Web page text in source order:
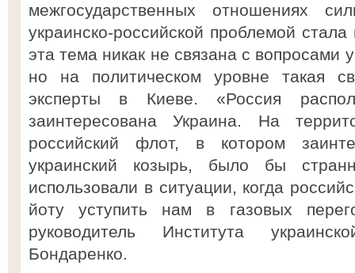
межгосударственных отношениях
украинско-российской проблемой
эта тема никак не связана с вопросами
но на политическом уровне такая
эксперты в Киеве. «Россия
заинтересована Украина. На
российский флот, в котором
украинский козырь, было бы
использовали в ситуации, когда
йоту уступить нам в газовых
руководитель Института
Бондаренко.